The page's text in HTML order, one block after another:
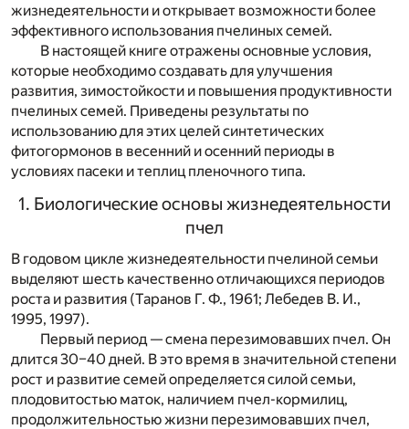
жизнедеятельности и открывает возможности более
эффективного использования пчелиных семей.
В настоящей книге отражены основные условия,
которые необходимо создавать для улучшения
развития, зимостойкости и повышения продуктивности
пчелиных семей. Приведены результаты по
использованию для этих целей синтетических
фитогормонов в весенний и осенний периоды в
условиях пасеки и теплиц пленочного типа.
1. Биологические основы жизнедеятельности
пчел
В годовом цикле жизнедеятельности пчелиной семьи
выделяют шесть качественно отличающихся периодов
роста и развития (Таранов Г. Ф., 1961; Лебедев В. И.,
1995, 1997).
Первый период — смена перезимовавших пчел. Он
длится 30–40 дней. В это время в значительной степени
рост и развитие семей определяется силой семьи,
плодовитостью маток, наличием пчел-кормилиц,
продолжительностью жизни перезимовавших пчел,